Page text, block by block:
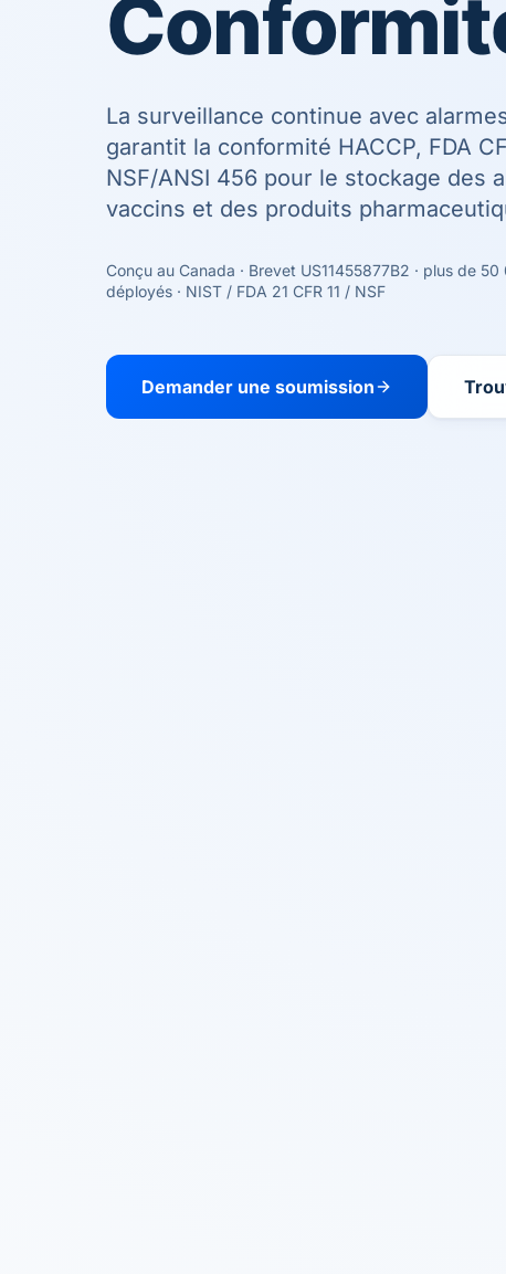
La surveillance continue avec
garantit la conformité HACCP, FDA
NSF/ANSI 456 pour le stockage des
vaccins et des produits
Conçu au Canada · Brevet US11455877B2 · plus de
déployés · NIST / FDA 21 CFR 11 / NSF
Demander une soumission